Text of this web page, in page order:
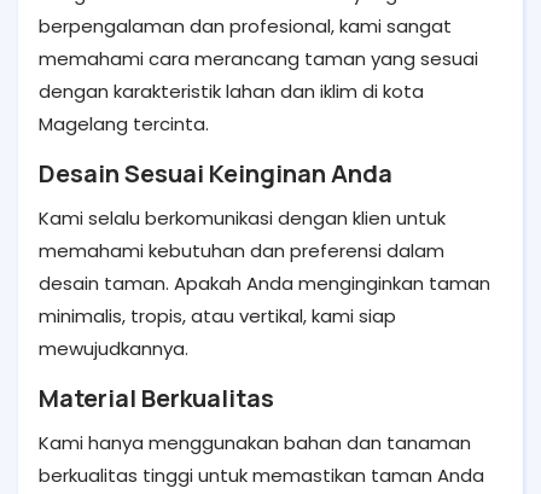
berpengalaman dan profesional, kami sangat
memahami cara merancang taman yang sesuai
dengan karakteristik lahan dan iklim di kota
Magelang tercinta.
Desain Sesuai Keinginan Anda
Kami selalu berkomunikasi dengan klien untuk
memahami kebutuhan dan preferensi dalam
desain taman. Apakah Anda menginginkan taman
minimalis, tropis, atau vertikal, kami siap
mewujudkannya.
Material Berkualitas
Kami hanya menggunakan bahan dan tanaman
berkualitas tinggi untuk memastikan taman Anda